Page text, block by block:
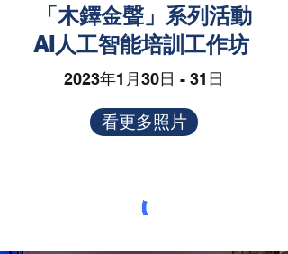
「木鐸金聲」系列活動
AI人工智能培訓工作坊
2023年1月30日 - 31日
看更多照片